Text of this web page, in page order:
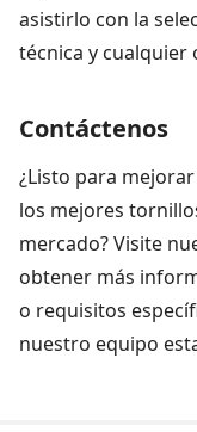
asistirlo con la
técnica y cualquier
Contáctenos
¿Listo para
los mejores
mercado? Visite
obtener más
o requisitos
nuestro equipo